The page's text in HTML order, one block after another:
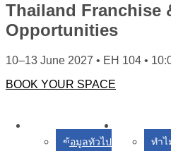
Thailand Franchise
Opportunities
10–13 June 2027 • EH 104 •
BOOK YOUR SPACE
หน้า
ข้อมูลทัวไป
ทำไ